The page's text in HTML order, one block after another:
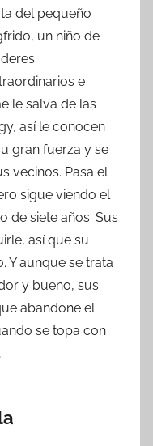
del pequeño
un niño de
e
le salva de las
así le conocen
gran fuerza y se
vecinos. Pasa el
sigue viendo el
de siete años. Sus
así que su
Y aunque se trata
y bueno, sus
abandone el
se topa con